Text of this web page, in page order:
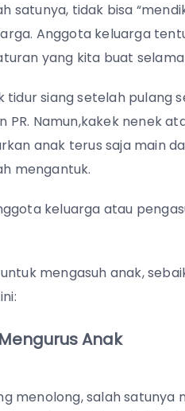
satunya, tidak bisa
Anggota keluarga
yang kita buat selama
siang setelah pulang
Namun,kakek nenek
anak terus saja main
mengantuk.
keluarga atau
mengasuh anak,
Anak
menolong, salah satunya